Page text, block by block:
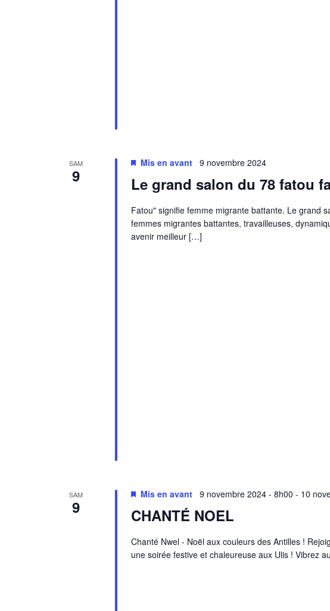
SAM
9
Mis en avant 9 novembre 2024
Le grand salon du 78 fatou
Fatou" signifie femme migrante battante. Le grand
femmes migrantes battantes, travailleuses,
avenir meilleur […]
SAM
9
Mis en avant 9 novembre 2024 - 8h00 - 10
CHANTÉ NOEL
Chanté Nwel - Noël aux couleurs des Antilles !
une soirée festive et chaleureuse aux Ulis ! Vibrez